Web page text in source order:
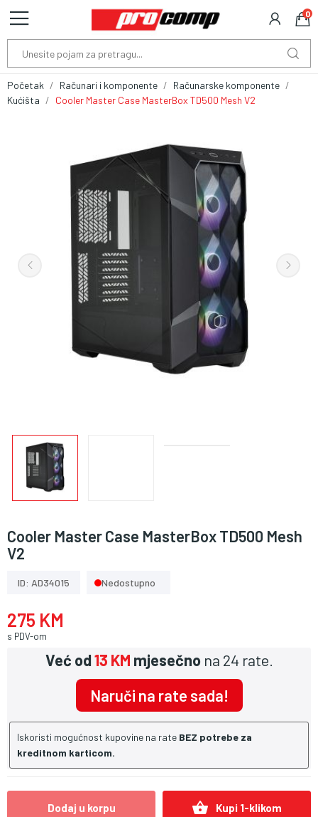
0
Početak Računari i komponente
Računarske komponente
Kućišta
Cooler Master Case MasterBox TD500 Mesh V2
Cooler Master Case MasterBox TD500 Mesh
V2
ID: AD34015 Nedostupno
275 KM
s PDV-om
Već od13 KM mjesečno na 24 rate.
Naruči na rate sada!
Iskoristi mogućnost kupovine na rate BEZ potrebe za
kreditnom karticom.
Dodaj u korpu shopping_basket Kupi 1-klikom